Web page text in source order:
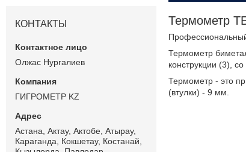
Термометр
Термометр
конструкции (3),
Термометр - это
(втулки) - 9 мм.
КОНТАКТЫ
Олжас Нургалиев
ГИГРОМЕТР KZ
Астана, Актау, Актобе, Атырау,
Караганда, Кокшетау, Костанай,